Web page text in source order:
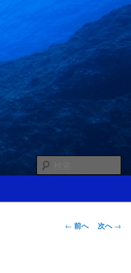
検
投稿ナビゲー
← 前へ 次へ→